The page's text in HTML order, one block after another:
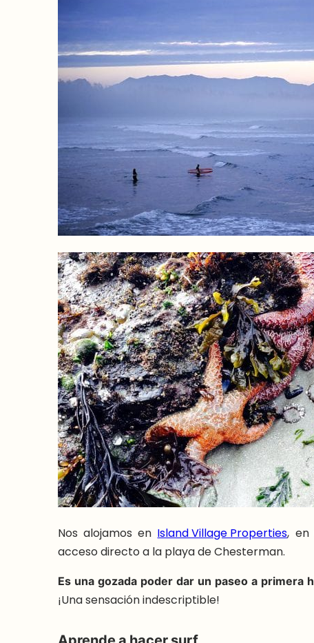
Nos alojamos en Island Village Properties, en
acceso directo a la playa de Chesterman.
Es una gozada poder dar un paseo a primera
¡Una sensación indescriptible!